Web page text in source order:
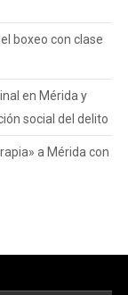
boxeo con clase
en Mérida y
social del delito
a Mérida con